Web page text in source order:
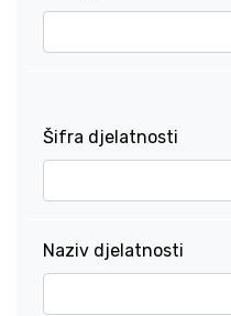
Šifra djelatnosti
Naziv djelatnosti